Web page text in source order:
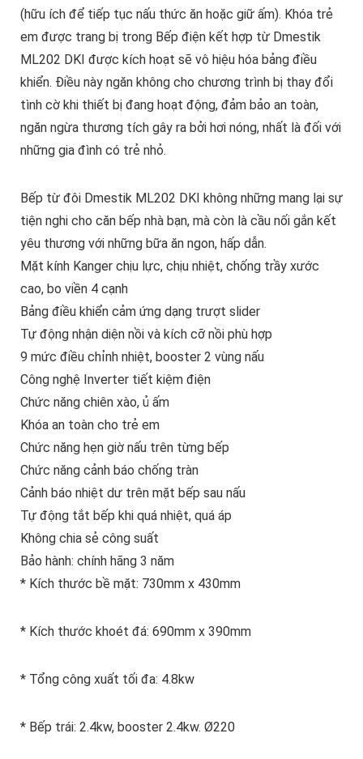
(hữu ích để tiếp tục nấu thức ăn hoặc giữ ấm). Khóa trẻ
em được trang bị trong Bếp điện kết hợp từ Dmestik
ML202 DKI được kích hoạt sẽ vô hiệu hóa bảng điều
khiển. Điều này ngăn không cho chương trình bị thay đổi
tình cờ khi thiết bị đang hoạt động, đảm bảo an toàn,
ngăn ngừa thương tích gây ra bởi hơi nóng, nhất là đối với
những gia đình có trẻ nhỏ.
Bếp từ đôi Dmestik ML202 DKI không những mang lại sự
tiện nghi cho căn bếp nhà bạn, mà còn là cầu nối gắn kết
yêu thương với những bữa ăn ngon, hấp dẫn.
Mặt kính Kanger chịu lực, chịu nhiệt, chống trầy xước
cao, bo viền 4 cạnh
Bảng điều khiển cảm ứng dạng trượt slider
Tự động nhận diện nồi và kích cỡ nồi phù hợp
9 mức điều chỉnh nhiệt, booster 2 vùng nấu
Công nghệ Inverter tiết kiệm điện
Chức năng chiên xào, ủ ấm
Khóa an toàn cho trẻ em
Chức năng hẹn giờ nấu trên từng bếp
Chức năng cảnh báo chống tràn
Cảnh báo nhiệt dư trên mặt bếp sau nấu
Tự động tắt bếp khi quá nhiệt, quá áp
Không chia sẻ công suất
Bảo hành: chính hãng 3 năm
* Kích thước bề mặt: 730mm x 430mm
* Kích thước khoét đá: 690mm x 390mm
* Tổng công xuất tối đa: 4.8kw
* Bếp trái: 2.4kw, booster 2.4kw. Ø220